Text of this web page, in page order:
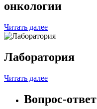
онкологии
Читать далее
Лаборатория
Читать далее
Вопрос-ответ